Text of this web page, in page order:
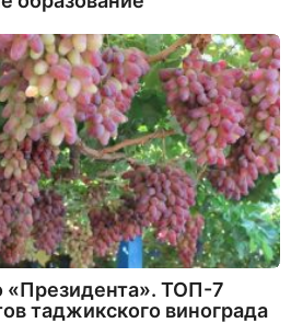
«Президента». ТОП-7
таджикского винограда